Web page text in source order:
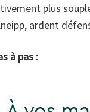
plus
ardent
à pas :